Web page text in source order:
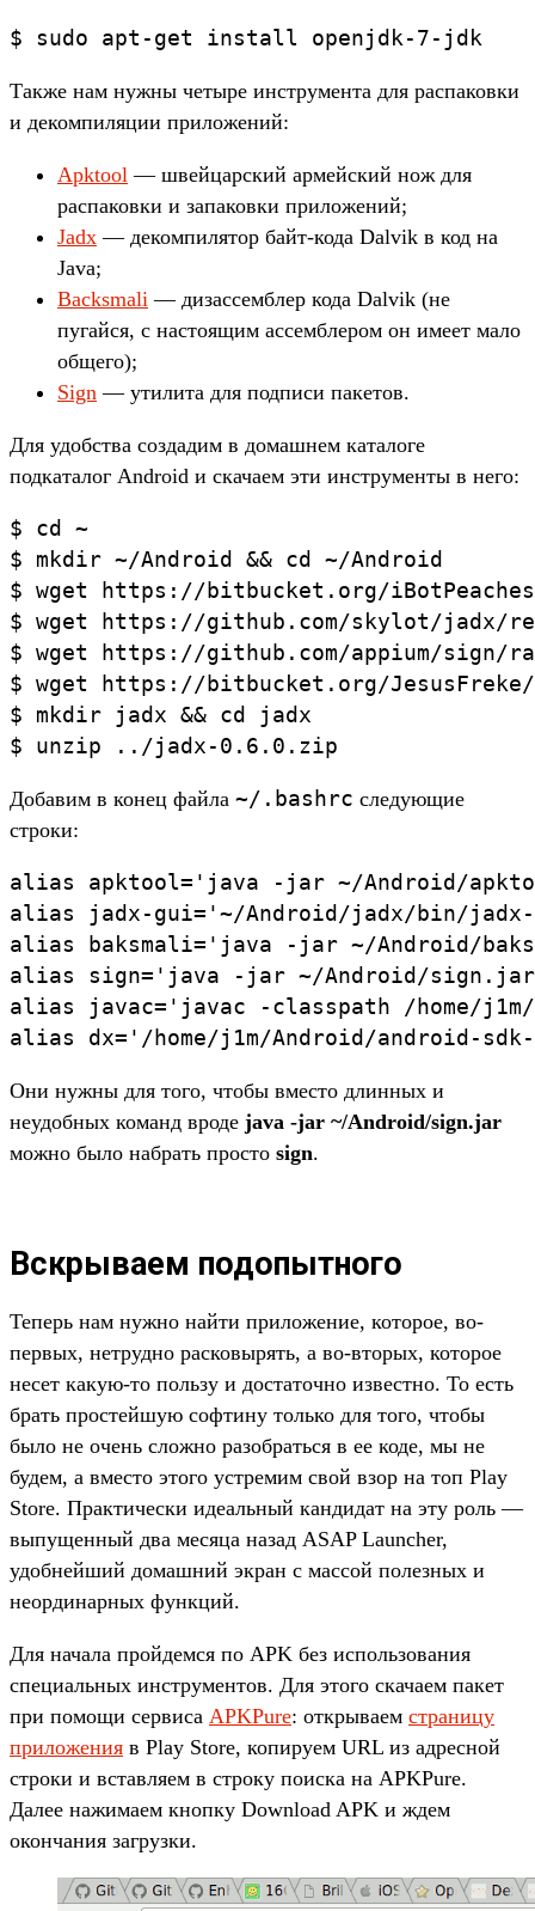
$ sudo apt-get install openjdk-7-jdk
Также нам нужны четыре инструмента для распаковки
и декомпиляции приложений:
Apktool — швейцарский армейский нож для
распаковки и запаковки приложений;
Jadx — декомпилятор байт-кода Dalvik в код на
Java;
Backsmali — дизассемблер кода Dalvik (не
пугайся, с настоящим ассемблером он имеет мало
общего);
Sign — утилита для подписи пакетов.
Для удобства создадим в домашнем каталоге
подкаталог Android и скачаем эти инструменты в него:
$ cd ~
$ mkdir ~/Android && cd ~/Android
$ wget https://bitbucket.org/
$ wget https://github.com/skylot/jadx/
$ wget https://github.com/appium/sign/
$ wget https://bitbucket.org/
$ mkdir jadx && cd jadx
$ unzip ../jadx-0.6.0.zip
Добавим в конец файла ~/.bashrc следующие
строки:
alias apktool='java -jar ~/Android/
alias jadx-gui='~/Android/jadx/bin/
alias baksmali='java -jar ~/Android/
alias sign='java -jar ~/Android/
alias javac='javac -classpath /home/
alias dx='/home/j1m/Android/android-
Они нужны для того, чтобы вместо длинных и
неудобных команд вроде java -jar ~/Android/sign.jar
можно было набрать просто sign.
Вскрываем подопытного
Теперь нам нужно найти приложение, которое, во-
первых, нетрудно расковырять, а во-вторых, которое
несет какую-то пользу и достаточно известно. То есть
брать простейшую софтину только для того, чтобы
было не очень сложно разобраться в ее коде, мы не
будем, а вместо этого устремим свой взор на топ Play
Store. Практически идеальный кандидат на эту роль —
выпущенный два месяца назад ASAP Launcher,
удобнейший домашний экран с массой полезных и
неординарных функций.
Для начала пройдемся по APK без использования
специальных инструментов. Для этого скачаем пакет
при помощи сервиса APKPure: открываем страницу
приложения в Play Store, копируем URL из адресной
строки и вставляем в строку поиска на APKPure.
Далее нажимаем кнопку Download APK и ждем
окончания загрузки.